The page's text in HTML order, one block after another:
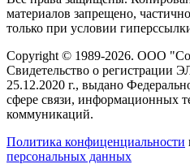
материалов запрещено,
только при условии
Copyright © 1989-2026. ООО
Свидетельство о регистрации
25.12.2020 г., выдано
сфере связи, информационных
коммуникаций.
Политика конфиценциальности
персональных данных